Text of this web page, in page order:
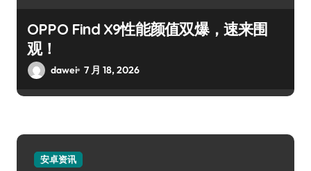
OPPO Find X9性能颜值双爆，速来围
观！
dawei 7 月 18, 2026
安卓资讯